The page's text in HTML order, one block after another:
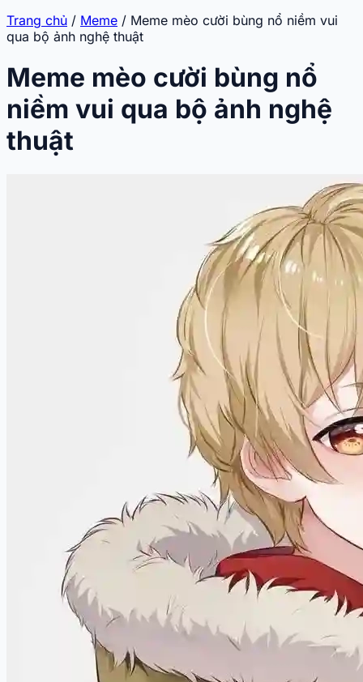
Trang chủ / Meme / Meme mèo cười bùng nổ niềm vui
qua bộ ảnh nghệ thuật
Meme mèo cười bùng nổ
niềm vui qua bộ ảnh nghệ
thuật